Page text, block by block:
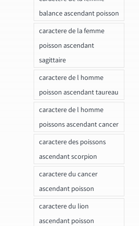
balance ascendant poisson
caractere de la femme
poisson ascendant
sagittaire
caractere de l homme
poisson ascendant taureau
caractere de l homme
poissons ascendant cancer
caractere des poissons
ascendant scorpion
caractere du cancer
ascendant poisson
caractere du lion
ascendant poisson